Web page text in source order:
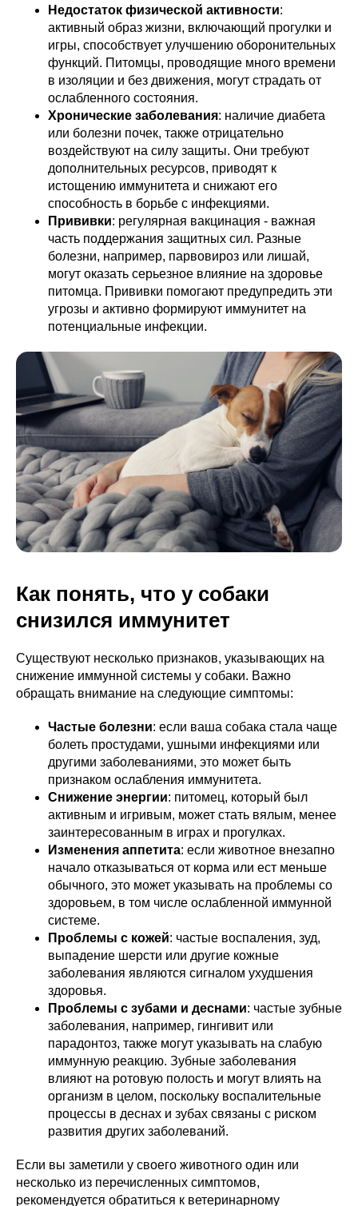
Недостаток физической активности:
активный образ жизни, включающий прогулки и
игры, способствует улучшению оборонительных
функций. Питомцы, проводящие много времени
в изоляции и без движения, могут страдать от
ослабленного состояния.
Хронические заболевания: наличие диабета
или болезни почек, также отрицательно
воздействуют на силу защиты. Они требуют
дополнительных ресурсов, приводят к
истощению иммунитета и снижают его
способность в борьбе с инфекциями.
Прививки: регулярная вакцинация - важная
часть поддержания защитных сил. Разные
болезни, например, парвовироз или лишай,
могут оказать серьезное влияние на здоровье
питомца. Прививки помогают предупредить эти
угрозы и активно формируют иммунитет на
потенциальные инфекции.
Как понять, что у собаки
снизился иммунитет
Существуют несколько признаков, указывающих на
снижение иммунной системы у собаки. Важно
обращать внимание на следующие симптомы:
Частые болезни: если ваша собака стала чаще
болеть простудами, ушными инфекциями или
другими заболеваниями, это может быть
признаком ослабления иммунитета.
Снижение энергии: питомец, который был
активным и игривым, может стать вялым, менее
заинтересованным в играх и прогулках.
Изменения аппетита: если животное внезапно
начало отказываться от корма или ест меньше
обычного, это может указывать на проблемы со
здоровьем, в том числе ослабленной иммунной
системе.
Проблемы с кожей: частые воспаления, зуд,
выпадение шерсти или другие кожные
заболевания являются сигналом ухудшения
здоровья.
Проблемы с зубами и деснами: частые зубные
заболевания, например, гингивит или
парадонтоз, также могут указывать на слабую
иммунную реакцию. Зубные заболевания
влияют на ротовую полость и могут влиять на
организм в целом, поскольку воспалительные
процессы в деснах и зубах связаны с риском
развития других заболеваний.
Если вы заметили у своего животного один или
несколько из перечисленных симптомов,
рекомендуется обратиться к ветеринарному